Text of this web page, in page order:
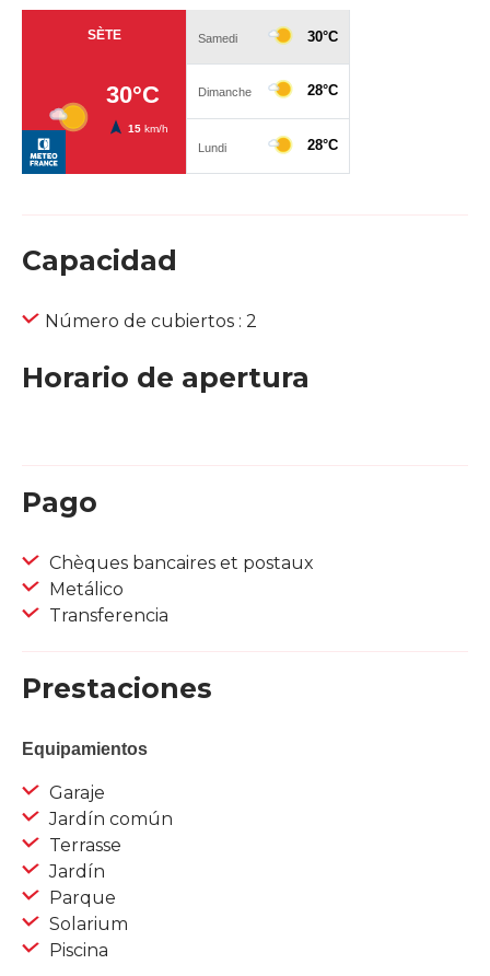
Capacidad
Número de cubiertos : 2
Horario de apertura
Pago
Chèques bancaires et postaux
Metálico
Transferencia
Prestaciones
Equipamientos
Garaje
Jardín común
Terrasse
Jardín
Parque
Solarium
Piscina